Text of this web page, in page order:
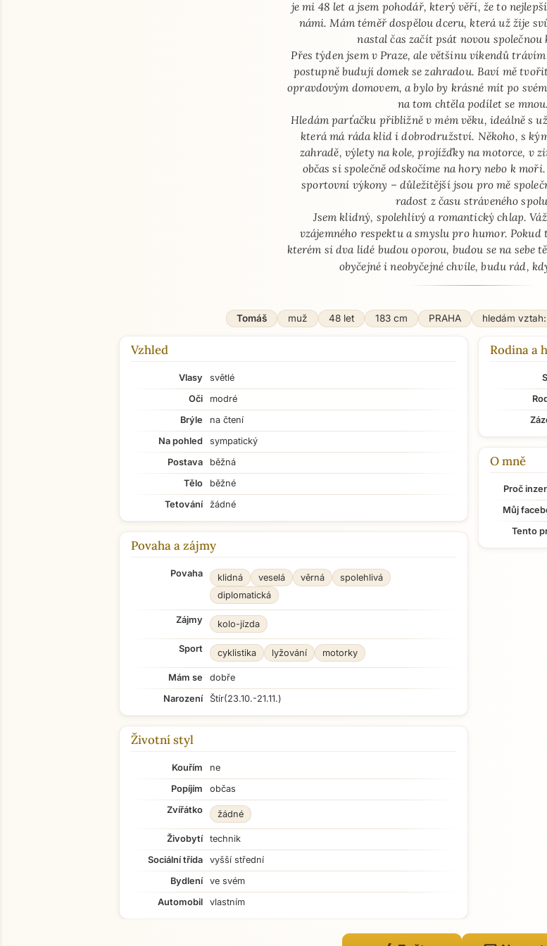
je mi 48 let a jsem pohodář, který věří, že to
námi. Mám téměř dospělou dceru, která už žije
nastal čas začít psát novou společnou
Přes týden jsem v Praze, ale většinu víkendů
postupně buduji domek se zahradou. Baví mě
opravdovým domovem, a bylo by krásné mít po
na tom chtěla podílet se mnou.
Hledám parťačku přibližně v mém věku, ideálně s
která má ráda klid i dobrodružství. Někoho, s
zahradě, výlety na kole, projížďky na motorce, v
občas si společně odskočíme na hory nebo k
sportovní výkony – důležitější jsou pro mě
radost z času stráveného
Jsem klidný, spolehlivý a romantický chlap.
vzájemného respektu a smyslu pro humor. Pokud
kterém si dva lidé budou oporou, budou se na sebe
obyčejné i neobyčejné chvíle, budu rád,
Tomáš muž 48 let 183 cm PRAHA hledám
Vzhled
Vlasy
světlé
Oči
modré
Brýle
na čtení
Na pohled
sympatický
Postava
běžná
Tělo
běžné
Tetování
žádné
Povaha a zájmy
Povaha klidná veselá věrná
spolehlivá
diplomatická
Zájmy kolo-jízda
Sport cyklistika lyžování motorky
Mám se
dobře
Narození
Štír(23.10.-21.11.)
Životní styl
Kouřím
ne
Popíjím
občas
Zvířátko
žádné
Živobytí
technik
Sociální třída
vyšší střední
Bydlení
ve svém
Automobil
vlastním
Rodina a
O mně
Proč
Můj
Tento